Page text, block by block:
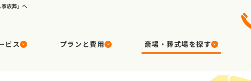
族葬」へ
ビス プランと費用 斎場・葬式場を探す